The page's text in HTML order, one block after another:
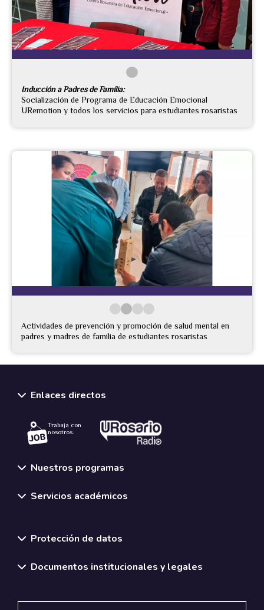
Inducción a Padres de Familia:
Socialización de Programa de Educación Emocional
URemotion y todos los servicios para estudiantes rosaristas
Actividades de prevención y promoción de salud mental en
padres y madres de familia de estudiantes rosaristas
Enlaces directos
Trabaja con
nosotros.
Nuestros programas
Servicios académicos
Protección de datos
Documentos institucionales y legales